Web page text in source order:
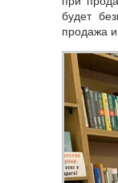
будет
продажа